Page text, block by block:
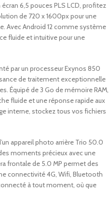
6,5 pouces PLS LCD, profitez
de 720 x 1600px pour une
Avec Android 12 comme système
fluide et intuitive pour une
par un processeur Exynos 850
de traitement exceptionnelle
Équipé de 3 Go de mémoire RAM,
fluide et une réponse rapide aux
interne, stockez tous vos fichiers
appareil photo arrière Trio 50.0
moments précieux avec une
frontale de 5.0 MP permet des
connectivité 4G, Wifi, Bluetooth
à tout moment, où que